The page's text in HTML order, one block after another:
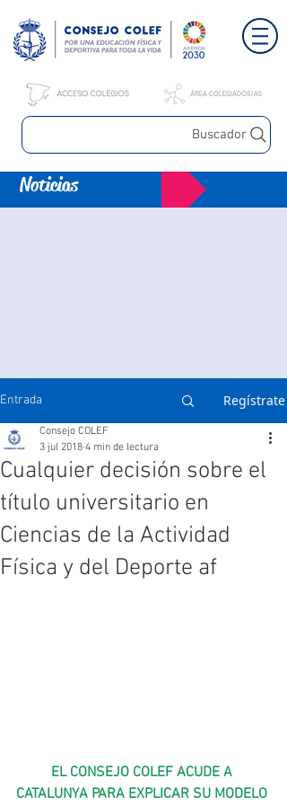
Buscador
Noticias
Entrada Regístrate
Cualquier decisión sobre el
título universitario en
Ciencias de la Actividad
Física y del Deporte af
Consejo COLEF
3 jul 2018 4 min de lectura
EL CONSEJO COLEF ACUDE A
CATALUNYA PARA EXPLICAR SU MODELO